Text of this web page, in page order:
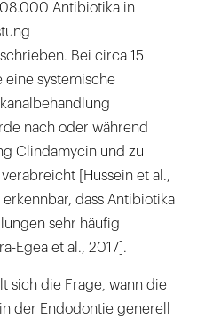
Antibiotika in
Bei circa 15
eine systemische
nach oder während
Clindamycin und zu
[Hussein et al.,
dass Antibiotika
sehr häufig
Egea et al., 2017].
sich die Frage, wann die
der Endodontie generell